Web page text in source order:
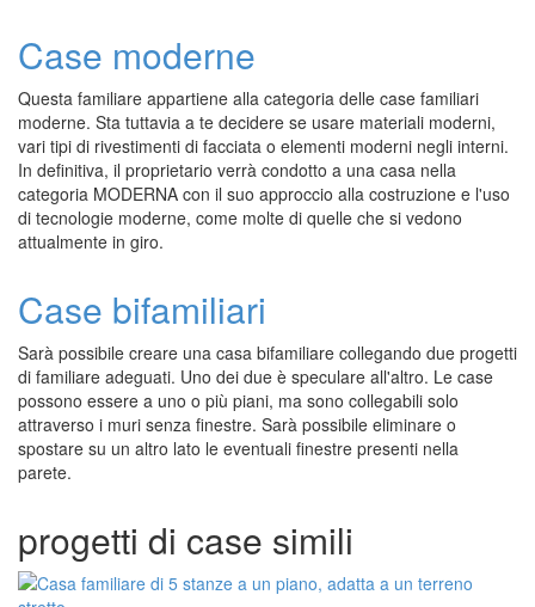
Case moderne
Questa familiare appartiene alla categoria delle case familiari
moderne. Sta tuttavia a te decidere se usare materiali moderni,
vari tipi di rivestimenti di facciata o elementi moderni negli interni.
In definitiva, il proprietario verrà condotto a una casa nella
categoria MODERNA con il suo approccio alla costruzione e l'uso
di tecnologie moderne, come molte di quelle che si vedono
attualmente in giro.
Case bifamiliari
Sarà possibile creare una casa bifamiliare collegando due progetti
di familiare adeguati. Uno dei due è speculare all'altro. Le case
possono essere a uno o più piani, ma sono collegabili solo
attraverso i muri senza finestre. Sarà possibile eliminare o
spostare su un altro lato le eventuali finestre presenti nella
parete.
progetti di case simili